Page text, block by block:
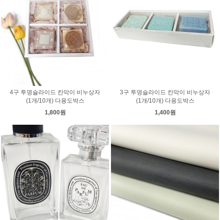
4구 투명슬라이드 칸막이 비누상자
(1개/10개) 다용도박스
1,800원
3구 투명슬라이드 칸막이 비누상자
(1개/10개) 다용도박스
1,400원